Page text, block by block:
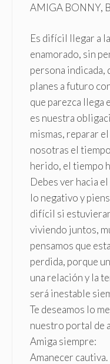
AMIGA BONNY,
Es difícil llegar a
enamorado, sin
persona indicada,
planes a futuro
que parezca llega
es nuestra
mismas, reparar
nosotras el
herido, el tiempo
Debes ver hacia
lo negativo y
difícil si
viviendo juntos,
pensamos que
perdida, porque
una relación y la
será inestable
Te deseamos lo
nuestro portal de
Amiga siempre:
Amanecer cautiva.